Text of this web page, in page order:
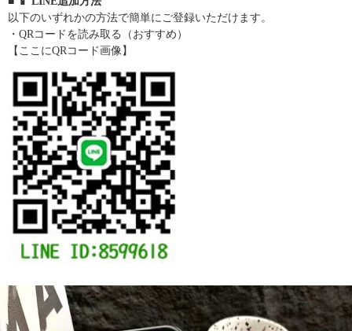
以下のいずれかの方法で簡単にご登録いただけます。
・QRコードを読み取る（おすすめ）
【ここにQRコード画像】